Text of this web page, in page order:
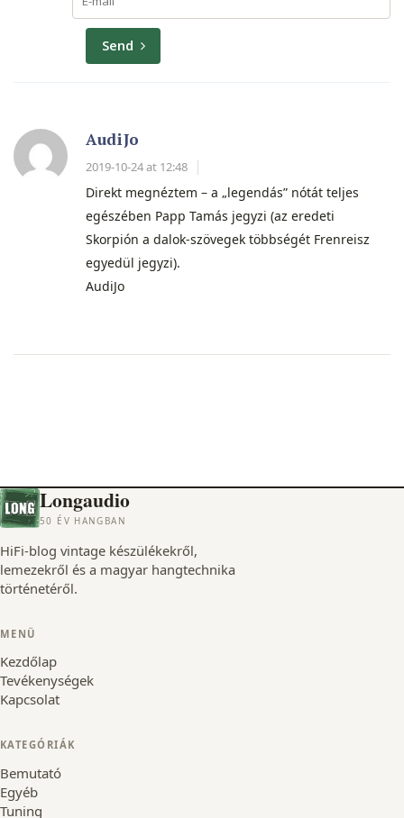
Send
AudiJo
2019-10-24 at 12:48
Direkt megnéztem – a „legendás” nótát teljes
egészében Papp Tamás jegyzi (az eredeti
Skorpión a dalok-szövegek többségét Frenreisz
egyedül jegyzi).
AudiJo
Longaudio
50 ÉV HANGBAN
HiFi-blog vintage készülékekről,
lemezekről és a magyar hangtechnika
történetéről.
MENÜ
Kezdőlap
Tevékenységek
Kapcsolat
KATEGÓRIÁK
Bemutató
Egyéb
Tuning